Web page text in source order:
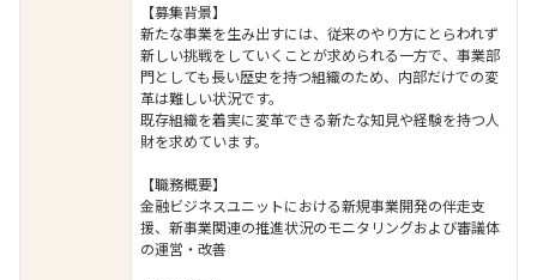
【募集背景】
新たな事業を生み出すには、従来のやり方にとらわれず
新しい挑戦をしていくことが求められる一方で、事業部
門としても長い歴史を持つ組織のため、内部だけでの変
革は難しい状況です。
既存組織を着実に変革できる新たな知見や経験を持つ人
財を求めています。
【職務概要】
金融ビジネスユニットにおける新規事業開発の伴走支
援、新事業関連の推進状況のモニタリングおよび審議体
の運営・改善